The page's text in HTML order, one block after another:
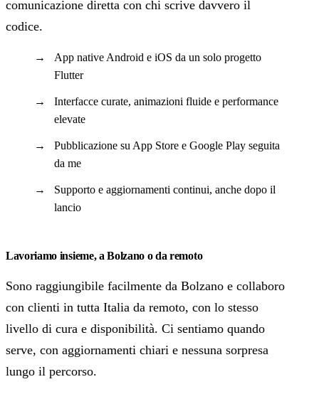
comunicazione diretta con chi scrive davvero il
codice.
App native Android e iOS da un solo progetto
Flutter
Interfacce curate, animazioni fluide e performance
elevate
Pubblicazione su App Store e Google Play seguita
da me
Supporto e aggiornamenti continui, anche dopo il
lancio
Lavoriamo insieme, a Bolzano o da remoto
Sono raggiungibile facilmente da Bolzano e collaboro
con clienti in tutta Italia da remoto, con lo stesso
livello di cura e disponibilità. Ci sentiamo quando
serve, con aggiornamenti chiari e nessuna sorpresa
lungo il percorso.